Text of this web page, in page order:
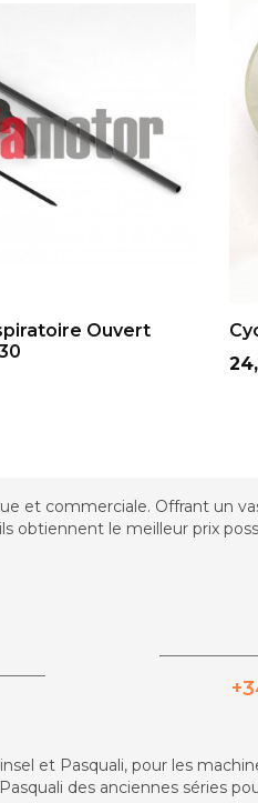
Ouvert
et commerciale. Offrant un
obtiennent le meilleur prix
et Pasquali, pour les
des anciennes séries